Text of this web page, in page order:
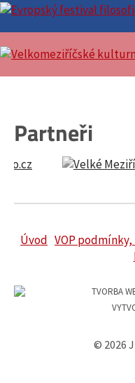
Partneři
Úvod VOP
© 2026